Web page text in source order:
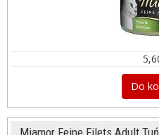
Do
Miamor Feine Filets Adult